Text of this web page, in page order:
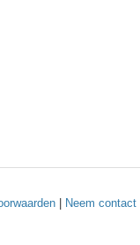
Neem contact